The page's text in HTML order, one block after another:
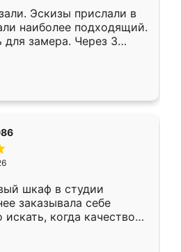
Эскизы прислали в
наиболее подходящий.
для замера. Через 3
уже готова. Остались
Спасибо Ренессанс
работу!
шкаф в студии
заказывала себе
когда качеством
кухня уже почти
нет.